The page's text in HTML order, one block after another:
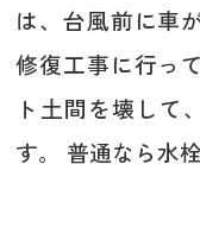
は、台風前に車
修復工事に行っ
ト土間を壊して
す。 普通なら水